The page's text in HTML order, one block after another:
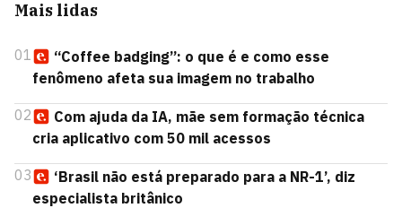
Mais lidas
01
“Coffee badging”: o que é e como esse
fenômeno afeta sua imagem no trabalho
02
Com ajuda da IA, mãe sem formação técnica
cria aplicativo com 50 mil acessos
03
‘Brasil não está preparado para a NR-1’, diz
especialista britânico